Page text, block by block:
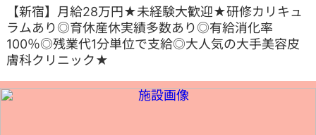
【新宿】月給28万円★未経験大歓迎★研修カリキュ
ラムあり◎育休産休実績多数あり◎有給消化率
100％◎残業代1分単位で支給◎大人気の大手美容皮
膚科クリニック★